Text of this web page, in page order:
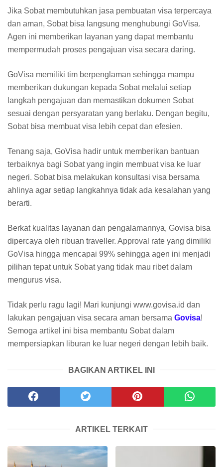
Jika Sobat membutuhkan jasa pembuatan visa terpercaya
dan aman, Sobat bisa langsung menghubungi GoVisa.
Agen ini memberikan layanan yang dapat membantu
mempermudah proses pengajuan visa secara daring.
GoVisa memiliki tim berpenglaman sehingga mampu
memberikan dukungan kepada Sobat melalui setiap
langkah pengajuan dan memastikan dokumen Sobat
sesuai dengan persyaratan yang berlaku. Dengan begitu,
Sobat bisa membuat visa lebih cepat dan efesien.
Tenang saja, GoVisa hadir untuk memberikan bantuan
terbaiknya bagi Sobat yang ingin membuat visa ke luar
negeri. Sobat bisa melakukan konsultasi visa bersama
ahlinya agar setiap langkahnya tidak ada kesalahan yang
berarti.
Berkat kualitas layanan dan pengalamannya, Govisa bisa
dipercaya oleh ribuan traveller. Approval rate yang dimiliki
GoVisa hingga mencapai 99% sehingga agen ini menjadi
pilihan tepat untuk Sobat yang tidak mau ribet dalam
mengurus visa.
Tidak perlu ragu lagi! Mari kunjungi www.govisa.id dan
lakukan pengajuan visa secara aman bersama Govisa!
Semoga artikel ini bisa membantu Sobat dalam
mempersiapkan liburan ke luar negeri dengan lebih baik.
BAGIKAN ARTIKEL INI
ARTIKEL TERKAIT